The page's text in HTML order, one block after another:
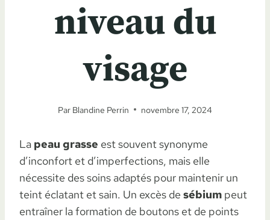
niveau du
visage
Par Blandine Perrin novembre 17, 2024
La peau grasse est souvent synonyme
d’inconfort et d’imperfections, mais elle
nécessite des soins adaptés pour maintenir un
teint éclatant et sain. Un excès de sébium peut
entraîner la formation de boutons et de points